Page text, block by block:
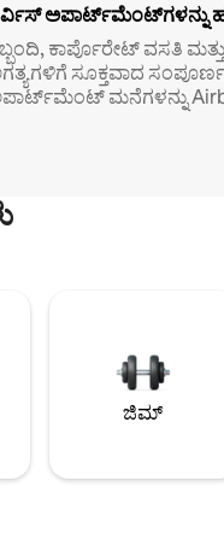
ಅಪಾರ್ಟ್‌ಮೆಂಟ್‌ಗಳನ್ನು
ಕಾರ್ಪೊರೇಟ್ ವಸತಿ
ಸೂಕ್ತವಾದ ಸಂಪೂರ್ಣ
ಮನೆಗಳನ್ನು
ಜಿಮ್